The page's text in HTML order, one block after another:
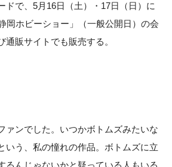
ドで、5月16日（土）・17日（日）に
岡ホビーショー」（一般公開日）の会
通販サイトでも販売する。
ァンでした。いつかボトムズみたいな
いう、私の憧れの作品。ボトムズに立
るんじゃないかと疑っている人もいる